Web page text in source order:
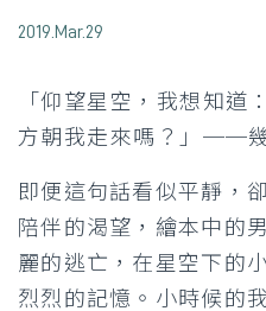
2019.Mar.29
「仰望星空，我想知道
方朝我走來嗎？」──幾
即便這句話看似平靜，
陪伴的渴望，繪本中的
麗的逃亡，在星空下的
烈烈的記憶。小時候的